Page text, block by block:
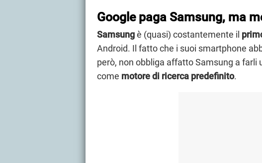
Google paga Samsung, ma
Samsungè (quasi) costantemente il
Android. Il fatto che i suoi smartphone
però, non obbliga affatto Samsung a farli
come motore di ricerca predefinito.